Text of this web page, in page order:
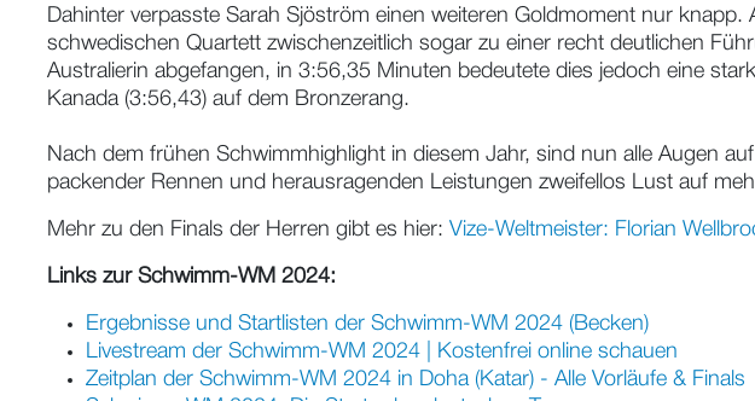
Dahinter verpasste Sarah Sjöström einen weiteren Goldmoment nur
schwedischen Quartett zwischenzeitlich sogar zu einer recht deutlichen
Australierin abgefangen, in 3:56,35 Minuten bedeutete dies jedoch eine
Kanada (3:56,43) auf dem Bronzerang.
Nach dem frühen Schwimmhighlight in diesem Jahr, sind nun alle Augen
packender Rennen und herausragenden Leistungen zweifellos Lust auf
Mehr zu den Finals der Herren gibt es hier: Vize-Weltmeister: Florian
Links zur Schwimm-WM 2024:
Ergebnisse und Startlisten der Schwimm-WM 2024 (Becken)
Livestream der Schwimm-WM 2024 | Kostenfrei online schauen
Zeitplan der Schwimm-WM 2024 in Doha (Katar) - Alle Vorläufe & Finals